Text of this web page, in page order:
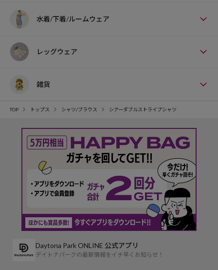
水着/下着/ルームウェア
レッグウェア
雑貨
TOP トップス シャツ/ブラウス シアーダブルストライプシャツ
Daytona Park ONLINE 公式アプリ
デイトナパークの最新情報をイチ早くお知らせ！